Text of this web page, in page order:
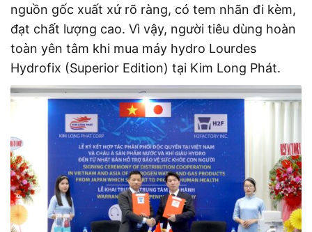
nguồn gốc xuất xứ rõ ràng, có tem nhãn đi kèm,
đạt chất lượng cao. Vì vậy, người tiêu dùng hoàn
toàn yên tâm khi mua máy hydro Lourdes
Hydrofix (Superior Edition) tại Kim Long Phát.